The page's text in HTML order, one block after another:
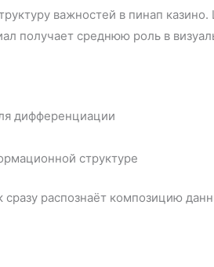
важностей в пинап
получает среднюю роль в
дифференциации
структуре
распознаёт композицию